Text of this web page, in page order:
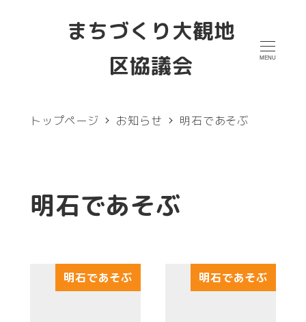
まちづくり大観地
区協議会
MENU
トップページ お知らせ 明石であそぶ
明石であそぶ
明石であそぶ 明石であそぶ